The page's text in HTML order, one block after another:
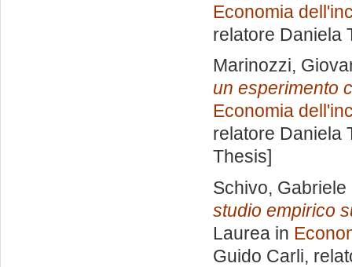
Economia
relatore Daniela
Marinozzi,
un esperimento
Economia
relatore Daniela
Thesis]
Schivo, Gabriele
studio empirico
Laurea in
Guido Carli,